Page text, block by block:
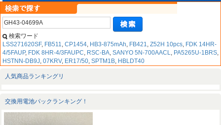
検索ワード
LSS271620SF, FB511, CP1454, HB3-875mAh, FB421, Z52H 10pcs, FDK 14HR-
4/5FAUP, FDK 8HR-4/3FAUPC, RSC-BA, SANYO 5N-700AACL, PA5265U-1BRS,
HSTNN-DB9J, 07KRV, ER17/50, SPTM1B, HBLDT40
人気商品ランキングリ
交換用電池パックランキング！